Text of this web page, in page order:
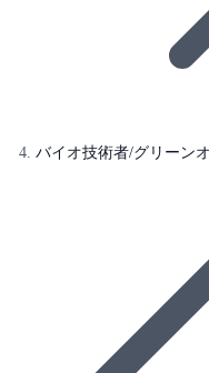
バイオ技術者/グリーン